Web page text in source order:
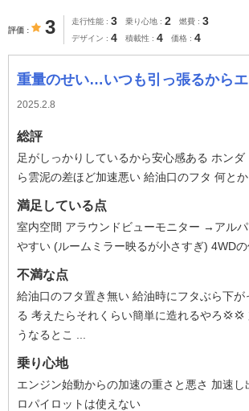
評価 3 走行性能 3 乗り心地 2 燃費 3
デザイン 4 積載性 4 価格 4
重量のせい…いつも引っ張るから
2025.2.8
総評
足がしっかりしているから安心感ある ホンダ
ら雲泥の差ほど加速悪い 給油口のフタ 何と
満足している点
室内空間 アラウンドビューモニター →アル
やすい (ルームミラー映るが小さすぎ) 4WD
不満な点
給油口のフタ置き無い 給油時にフタぶら下が
る 考えたらそれくらい簡単に造れるやろ💢💢
うなるとこ ...
乗り心地
エンジン始動からの加速の重さと悪さ 加速
ロパイロットは使えない